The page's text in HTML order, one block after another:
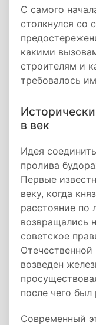
С самого
столкнулся со
какими
строителям и
требовалось
в век
Идея
пролива
Первые
веку, когда
расстояние по
возвращались
советское
возведен
после чего
Современный